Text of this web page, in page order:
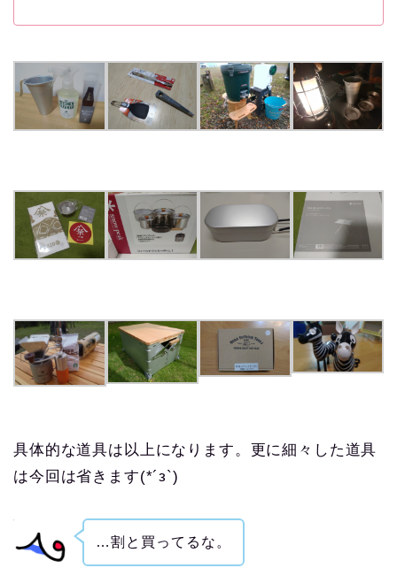
具体的な道具は以上になります。更に細々した道具
は今回は省きます(*´з`)
…割と買ってるな。